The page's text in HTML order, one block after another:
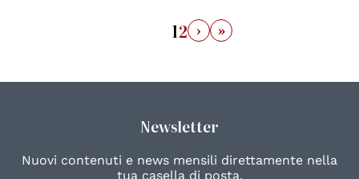
12 › »
Newsletter
Nuovi contenuti e news mensili direttamente nella
tua casella di posta.